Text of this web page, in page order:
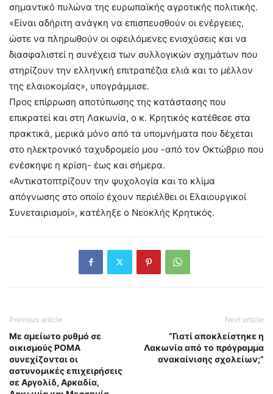
σημαντικό πυλώνα της ευρωπαϊκής αγροτικής πολιτικής.
«Είναι αδήριτη ανάγκη να επισπευσθούν οι ενέργειες,
ώστε να πληρωθούν οι οφειλόμενες ενισχύσεις και να
διασφαλιστεί η συνέχεια των συλλογικών σχημάτων που
στηρίζουν την ελληνική επιτραπέζια ελιά και το μέλλον
της ελαιοκομίας», υπογράμμισε.
Προς επίρρωση αποτύπωσης της κατάστασης που
επικρατεί και στη Λακωνία, ο κ. Κρητικός κατέθεσε στα
πρακτικά, μερικά μόνο από τα υπομνήματα που δέχεται
στο ηλεκτρονικό ταχυδρομείο μου -από τον Οκτώβριο που
ενέσκηψε η κρίση- έως και σήμερα.
«Αντικατοπτρίζουν την ψυχολογία και το κλίμα
απόγνωσης στο οποίο έχουν περιέλθει οι Ελαιουργικοί
Συνεταιρισμοί», κατέληξε ο Νεοκλής Κρητικός.
Previous article
Με αμείωτο ρυθμό σε
οικισμούς ΡΟΜΑ
συνεχίζονται οι
αστυνομικές επιχειρήσεις
σε Αργολίδ, Αρκαδία,
Next article
“Γιατί αποκλείστηκε η
Λακωνία από το πρόγραμμα
ανακαίνισης σχολείων;”